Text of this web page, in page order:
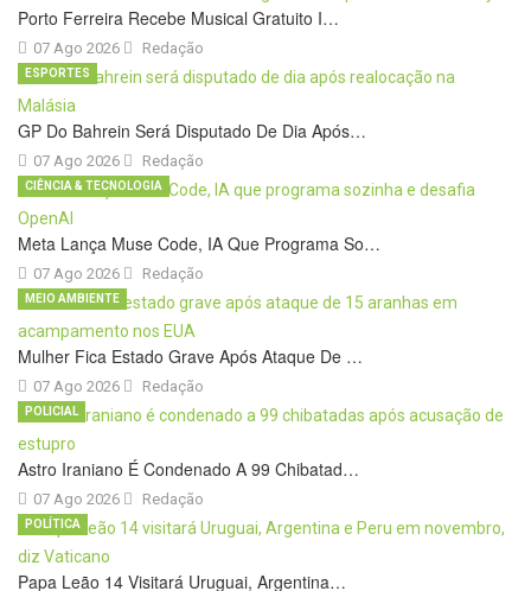
Porto Ferreira Recebe Musical Gratuito I…
07 Ago 2026 Redação
GP Do Bahrein Será Disputado De Dia Após…
07 Ago 2026
ESPORTES
Redação
Meta Lança Muse Code, IA Que Programa So…
07 Ago 2026
CIÊNCIA & TECNOLOGIA
Redação
Mulher Fica Estado Grave Após Ataque De …
07 Ago 2026
MEIO AMBIENTE
Redação
Astro Iraniano É Condenado A 99 Chibatad…
07 Ago 2026
POLICIAL
Redação
Papa Leão 14 Visitará Uruguai, Argentina…
POLÍTICA